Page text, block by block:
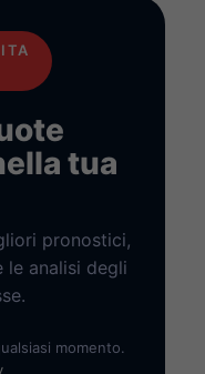
tua
pronostici,
le analisi degli
momento.